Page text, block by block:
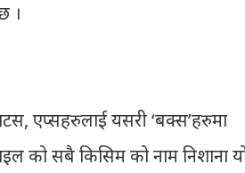
।
एप्सहरुलाई यसरी ‘बक्स’हरुमा
को सबै किसिम को नाम निशाना